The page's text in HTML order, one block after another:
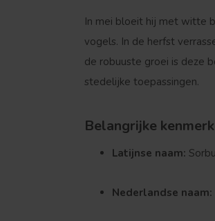
In mei bloeit hij met witte
vogels. In de herfst
de robuuste groei is deze
stedelijke toepassingen.
Belangrijke
Latijnse naam:
Nederlandse naam: